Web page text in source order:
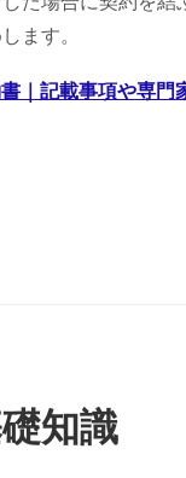
ます。
｜記載事項や専門
知識